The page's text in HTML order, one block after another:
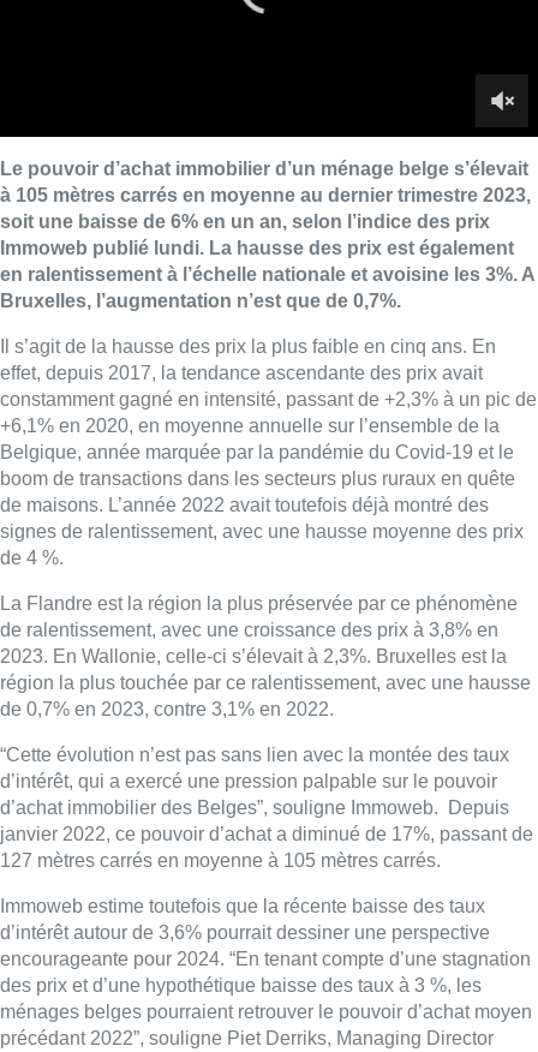
Le pouvoir d’achat immobilier d’un ménage belge s’élevait
à 105 mètres carrés en moyenne au dernier trimestre 2023,
soit une baisse de 6% en un an, selon l’indice des prix
Immoweb publié lundi. La hausse des prix est également
en ralentissement à l’échelle nationale et avoisine les 3%. A
Bruxelles, l’augmentation n’est que de 0,7%.
Il s’agit de la hausse des prix la plus faible en cinq ans. En
effet, depuis 2017, la tendance ascendante des prix avait
constamment gagné en intensité, passant de +2,3% à un pic de
+6,1% en 2020, en moyenne annuelle sur l’ensemble de la
Belgique, année marquée par la pandémie du Covid-19 et le
boom de transactions dans les secteurs plus ruraux en quête
de maisons. L’année 2022 avait toutefois déjà montré des
signes de ralentissement, avec une hausse moyenne des prix
de 4 %.
La Flandre est la région la plus préservée par ce phénomène
de ralentissement, avec une croissance des prix à 3,8% en
2023. En Wallonie, celle-ci s’élevait à 2,3%. Bruxelles est la
région la plus touchée par ce ralentissement, avec une hausse
de 0,7% en 2023, contre 3,1% en 2022.
“Cette évolution n’est pas sans lien avec la montée des taux
d’intérêt, qui a exercé une pression palpable sur le pouvoir
d’achat immobilier des Belges”, souligne Immoweb. Depuis
janvier 2022, ce pouvoir d’achat a diminué de 17%, passant de
127 mètres carrés en moyenne à 105 mètres carrés.
Immoweb estime toutefois que la récente baisse des taux
d’intérêt autour de 3,6% pourrait dessiner une perspective
encourageante pour 2024. “En tenant compte d’une stagnation
des prix et d’une hypothétique baisse des taux à 3 %, les
ménages belges pourraient retrouver le pouvoir d’achat moyen
précédant 2022”, souligne Piet Derriks, Managing Director